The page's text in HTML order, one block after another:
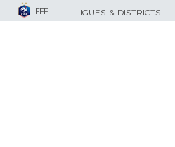
FFF LIGUES & DISTRICTS